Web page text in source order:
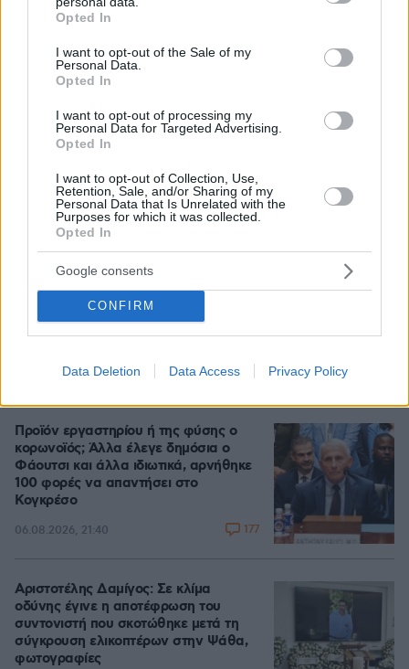
grant or deny consent to Google and its third-party tags to
use your data for below specified purposes in below Google
consent section.
Opted In
I want to opt-out of the Sale of my
Personal Data.
Opted In
I want to opt-out of processing my
Personal Data for Targeted Advertising.
Opted In
I want to opt-out of Collection, Use,
Retention, Sale, and/or Sharing of my
Personal Data that Is Unrelated with the
Purposes for which it was collected.
Opted In
Google consents
CONFIRM
Data Deletion Data Access Privacy Policy
Πώς έγινε η τραγωδία με την νεκρή μητέρα στα
Μάλια: Βούτηξε για να βοηθήσει τη φίλη της και
πνίγηκε, τα παιδιά φώναζαν για βοήθεια
Γιατί δεν έσωσα το κουτάβι: Ο
ερευνητής που κατέγραφε τη
συμβίωση του μικρού σκυλιού με
αγέλη λύκων εξηγεί γιατί δεν
06.08.2026, 19:34
Προϊόν εργαστηρίου ή της φύσης ο
κορωνοϊός; Άλλα έλεγε δημόσια ο
Φάουτσι και άλλα ιδιωτικά, αρνήθηκε
100 φορές να απαντήσει στο
Κογκρέσο
06.08.2026, 21:40 177
Αριστοτέλης Δαμίγος: Σε κλίμα
οδύνης έγινε η αποτέφρωση του
συντονιστή που σκοτώθηκε μετά τη
σύγκρουση ελικοπτέρων στην Ψάθα,
φωτογραφίες